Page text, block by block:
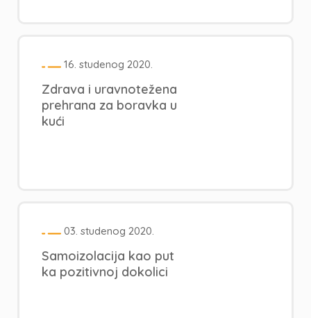
16. studenog 2020.
Zdrava i uravnotežena
prehrana za boravka u
kući
03. studenog 2020.
Samoizolacija kao put
ka pozitivnoj dokolici